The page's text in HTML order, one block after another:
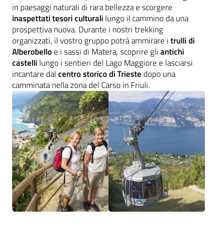
in paesaggi naturali di rara bellezza e scorgere
inaspettati tesori culturali lungo il cammino da una
prospettiva nuova. Durante i nostri trekking
organizzati, il vostro gruppo potrà ammirare itrulli di
Alberobelloe i sassi di Matera, scoprire gliantichi
castelli lungo i sentieri del Lago Maggiore e lasciarsi
incantare dalcentro storico di Trieste dopo una
camminata nella zona del Carso in Friuli.